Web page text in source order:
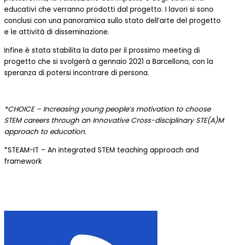
educativi che verranno prodotti dal progetto. I lavori si sono
conclusi con una panoramica sullo stato dell’arte del progetto
e le attività di disseminazione.
Infine è stata stabilita la data per il prossimo meeting di
progetto che si svolgerà a gennaio 2021 a Barcellona, con la
speranza di potersi incontrare di persona.
*CHOICE – Increasing young people’s motivation to choose
STEM careers through an Innovative Cross-disciplinary STE(A)M
approach to education.
*STEAM-IT – An integrated STEM teaching approach and
framework